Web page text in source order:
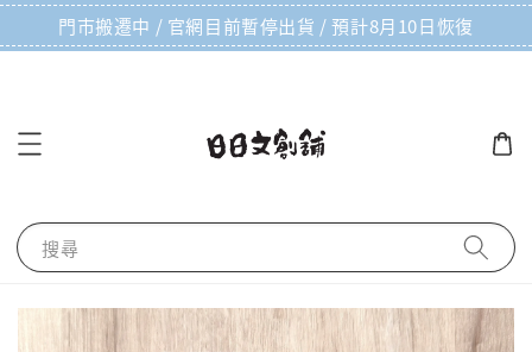
門市搬遷中 / 官網目前暫停出貨 / 預計8月10日恢復
搜尋